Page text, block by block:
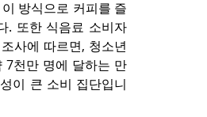
방식으로 커피를 즐
. 또한 식음료 소비자
사에 따르면, 청소년
7천만 명에 달하는 만
이 큰 소비 집단입니